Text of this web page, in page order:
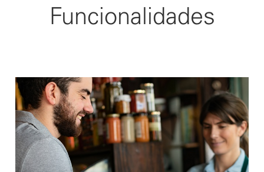
Funcionalidades